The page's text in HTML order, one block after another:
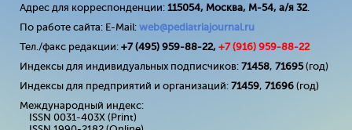
Адрес для корреспонденции: 115054, Москва, М-54, а/я 32.
По работе сайта: E-Mail: web@pediatriajournal.ru
Тел./факс редакции: +7 (495) 959-88-22, +7 (916) 959-88-22
Индексы для индивидуальных подписчиков: 71458, 71695(год)
Индексы для предприятий и организаций: 71459, 71696 (год)
Международный индекс:
ISSN 0031-403X (Print)